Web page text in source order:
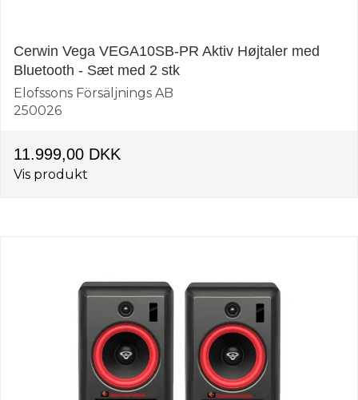
Cerwin Vega VEGA10SB-PR Aktiv Højtaler med
Bluetooth - Sæt med 2 stk
Elofssons Försäljnings AB
250026
11.999,00 DKK
Vis produkt